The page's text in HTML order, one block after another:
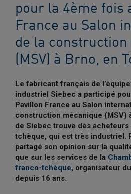
pour la 4ème fois
France au Salon
de la construction
(MSV) à Brno, en
Le fabricant français de
industriel Siebec a participé
Pavillon France au Salon
construction mécanique (MSV)
de Siebec trouve des
tchèque, qui est très industriel.
partagé son opinion sur la
que sur les services de la
franco-tchèque, organisateur
depuis 16 ans.